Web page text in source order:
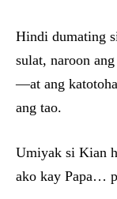
Hindi dumating
sulat, naroon
—at ang
ang tao.
Umiyak si Kian
ako kay Papa…